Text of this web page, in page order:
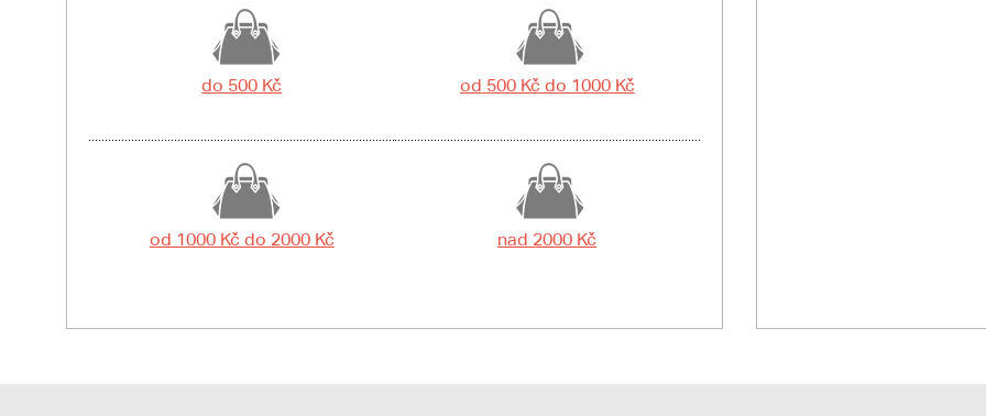
do 500 Kč od 500 Kč do 1000 Kč
od 1000 Kč do 2000 Kč nad 2000 Kč